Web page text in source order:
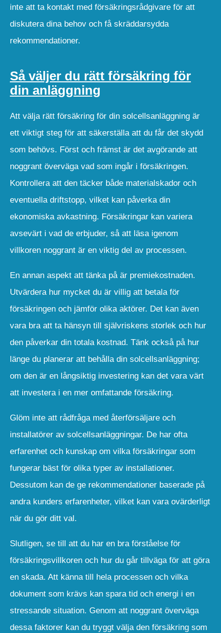
inte att ta kontakt med försäkringsrådgivare för att
diskutera dina behov och få skräddarsydda
rekommendationer.
Så väljer du rätt försäkring för
din anläggning
Att välja rätt försäkring för din solcellsanläggning är
ett viktigt steg för att säkerställa att du får det skydd
som behövs. Först och främst är det avgörande att
noggrant överväga vad som ingår i försäkringen.
Kontrollera att den täcker både materialskador och
eventuella driftstopp, vilket kan påverka din
ekonomiska avkastning. Försäkringar kan variera
avsevärt i vad de erbjuder, så att läsa igenom
villkoren noggrant är en viktig del av processen.
En annan aspekt att tänka på är premiekostnaden.
Utvärdera hur mycket du är villig att betala för
försäkringen och jämför olika aktörer. Det kan även
vara bra att ta hänsyn till självriskens storlek och hur
den påverkar din totala kostnad. Tänk också på hur
länge du planerar att behålla din solcellsanläggning;
om den är en långsiktig investering kan det vara värt
att investera i en mer omfattande försäkring.
Glöm inte att rådfråga med återförsäljare och
installatörer av solcellsanläggningar. De har ofta
erfarenhet och kunskap om vilka försäkringar som
fungerar bäst för olika typer av installationer.
Dessutom kan de ge rekommendationer baserade på
andra kunders erfarenheter, vilket kan vara ovärderligt
när du gör ditt val.
Slutligen, se till att du har en bra förståelse för
försäkringsvillkoren och hur du går tillväga för att göra
en skada. Att känna till hela processen och vilka
dokument som krävs kan spara tid och energi i en
stressande situation. Genom att noggrant överväga
dessa faktorer kan du tryggt välja den försäkring som